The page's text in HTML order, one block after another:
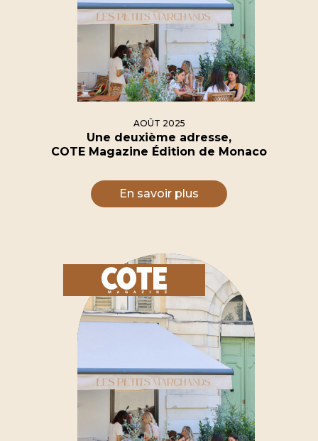
AOÛT 2025
Une deuxième adresse,
COTE Magazine Édition de Monaco
En savoir plus